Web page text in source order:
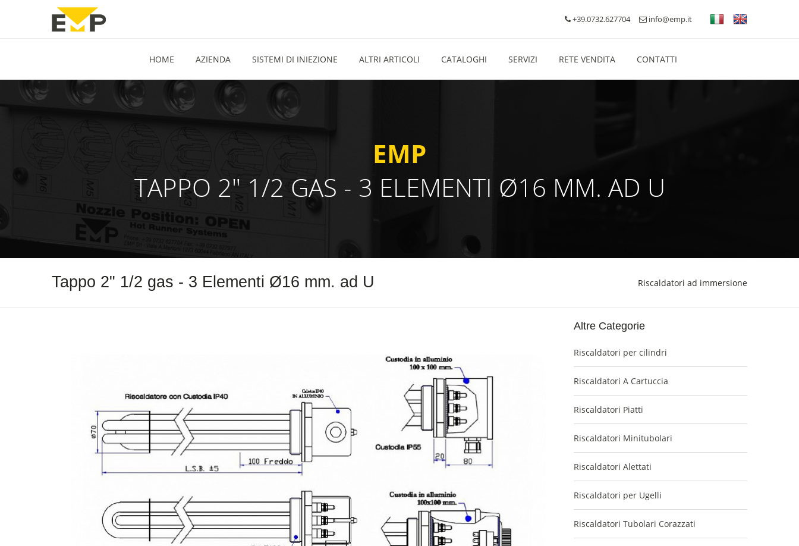
info@emp.it
+39.0732.627704
HOME AZIENDA SISTEMI DI INIEZIONE ALTRI ARTICOLI CATALOGHI SERVIZI RETE VENDITA CONTATTI
EMP
TAPPO 2" 1/2 GAS - 3 ELEMENTI Ø16 MM. AD U
Tappo 2" 1/2 gas - 3 Elementi Ø16 mm. ad U Riscaldatori ad immersione
Altre Categorie
Riscaldatori per cilindri
Riscaldatori A Cartuccia
Riscaldatori Piatti
Riscaldatori Minitubolari
Riscaldatori Alettati
Riscaldatori per Ugelli
Riscaldatori Tubolari Corazzati